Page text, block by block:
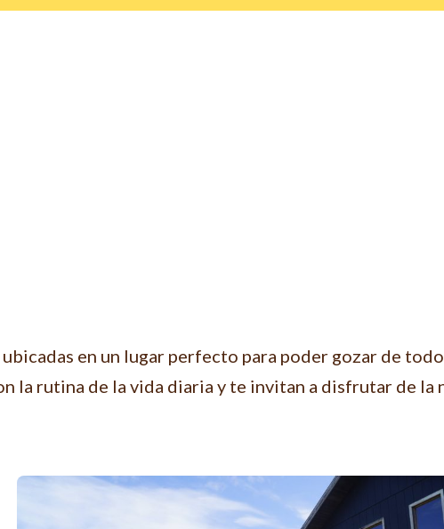
ubicadas en un lugar perfecto para poder gozar de
la rutina de la vida diaria y te invitan a disfrutar de la